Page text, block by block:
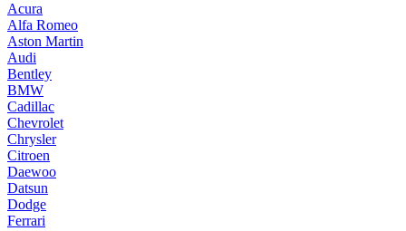
Acura
Alfa Romeo
Aston Martin
Audi
Bentley
BMW
Cadillac
Chevrolet
Chrysler
Citroen
Daewoo
Datsun
Dodge
Ferrari